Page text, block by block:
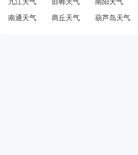
九江天气 邯郸天气 南阳天气
南通天气 商丘天气 葫芦岛天气